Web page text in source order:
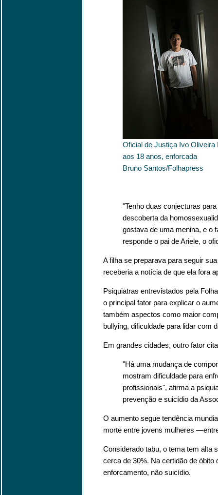
Oficial de Justiça Ivo Oliveira
aos 18 anos, enforcada
Bruno Santos/Folhapress
"Tenho duas conjecturas
descoberta da
gostava de uma menina, e o
responde o pai de Ariele, o
A filha se preparava para seguir
receberia a notícia de que ela fora
Psiquiatras entrevistados pela
o principal fator para explicar o
também aspectos como maior
bullying, dificuldade para lidar com
Em grandes cidades, outro fator
"Há uma mudança de
mostram dificuldade para
profissionais", afirma a
prevenção e suicídio da
O aumento segue tendência
morte entre jovens mulheres
Considerado tabu, o tema tem alta
cerca de 30%. Na certidão de
enforcamento, não suicídio.